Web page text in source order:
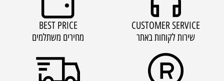
CUSTOMER SERVICE
שירות לקוחות באתר
BEST PRICE
מחירים משתלמים